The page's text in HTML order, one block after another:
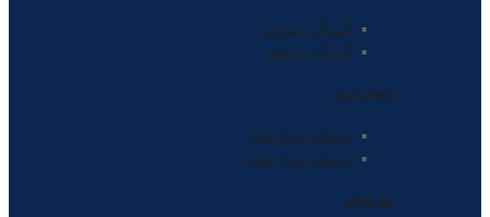
گردگیر بیرونی
گردگیر داخلی
دیسک ترمز
دیسک چرخ جلو
دیسک چرخ عقب
سه شاخه